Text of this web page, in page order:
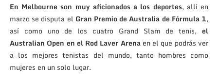
En Melbourne son muy aficionados a los deportes, allí en
marzo se disputa el Gran Premio de Australia de Fórmula 1,
así como uno de los cuatro Grand Slam de tenis, el
Australian Open en el Rod Laver Arena en el que podrás ver
a los mejores tenistas del mundo, tanto hombres como
mujeres en un solo lugar.